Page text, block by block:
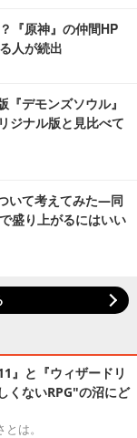
『原神』の仲間HP
人が続出
『デモンズソウル』
ジナル版と見比べて
いて考えてみた―同
盛り上がるにはいい
』と『ウィザードリ
くないRPG"の沼にど
は。